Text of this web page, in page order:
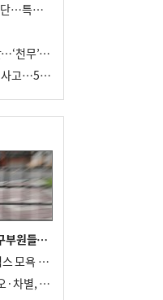
한화에어로스페이스, 4·5일 공정중단…특별 안전점검
한화에어로 대전공장 생산 일부중단…‘천무’ 수출 비상
한화에어로스페이스 대전공장 폭발 사고…5명 사망·2명 부상(종합)
"스타벅스 가야지" 응원 배재고 야구부원들, 학교서 징계 처분
‘탱크데이’ 다시 불지핀 경찰, 스타벅스 모욕 혐의 압수수색
차정인 국교위원장 “허위정보와 혐오·차별, 학교 교실까지 유입"